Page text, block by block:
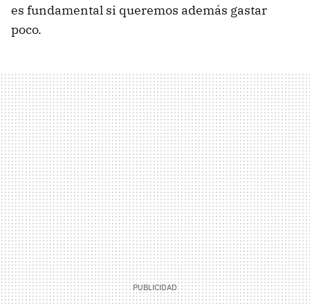
es fundamental si queremos además gastar
poco.